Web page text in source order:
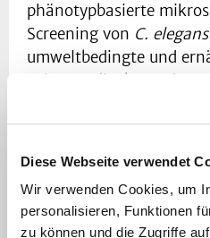
Diese Webseite verwendet
Wir verwenden Cookies, um
personalisieren, Funktionen
zu können und die Zugriffe
phänotypbasierte
Screening von C. elegans
umweltbedingte und
Faktoren (insbesondere
und Schadstoffe) zu
Mitochondrien-
besonders daran
aufzudecken, welche in